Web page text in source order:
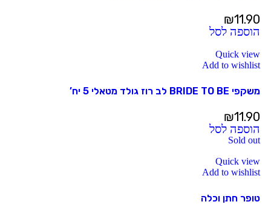
₪11.90
הוספה לסל
Quick view
Add to wishlist
משקפי BRIDE TO BE לב רוז גולד מטאלי 5 יח’
₪11.90
הוספה לסל
Sold out
Quick view
Add to wishlist
טופר חתן וכלה